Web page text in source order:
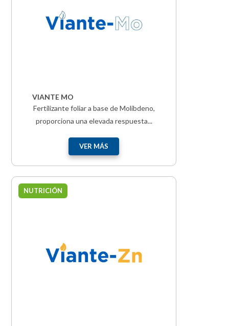
VIANTE MO
Fertilizante foliar a base de Molibdeno,
proporciona una elevada respuesta...
VER MÁS
NUTRICIÓN